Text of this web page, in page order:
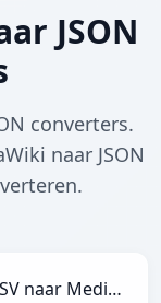
JSON
converters.
naar JSON
CSV naar MediaWiki